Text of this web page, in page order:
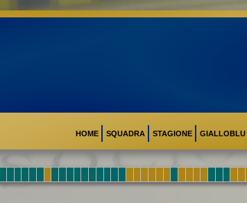
HOME SQUADRA STAGIONE GIALLOBLU